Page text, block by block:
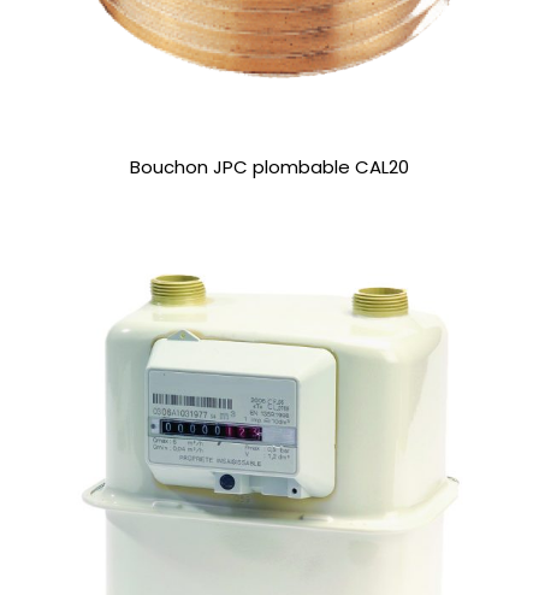
Bouchon JPC plombable CAL20